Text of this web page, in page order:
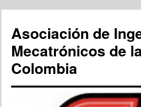
contenido
Asociación de
Mecatrónicos de
Colombia